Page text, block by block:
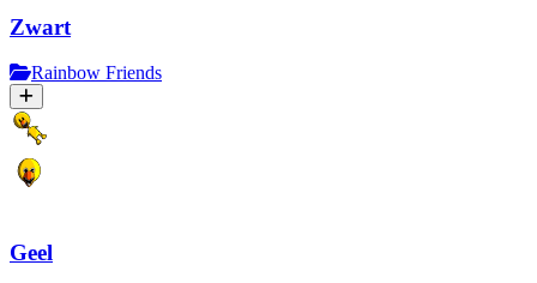
Zwart
Rainbow Friends
Geel